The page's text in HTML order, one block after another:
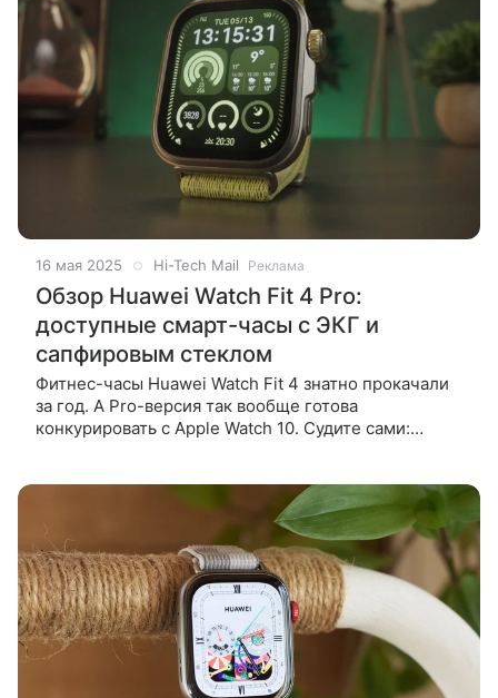
16 мая 2025 Hi-Tech Mail Реклама
Обзор Huawei Watch Fit 4 Pro:
доступные смарт-часы с ЭКГ и
сапфировым стеклом
Фитнес-часы Huawei Watch Fit 4 знатно прокачали
за год. А Pro-версия так вообще готова
конкурировать с Apple Watch 10. Судите сами: